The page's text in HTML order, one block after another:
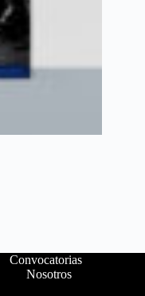
Convocatorias
Nosotros